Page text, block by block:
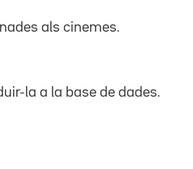
als cinemes.
la a la base de dades.